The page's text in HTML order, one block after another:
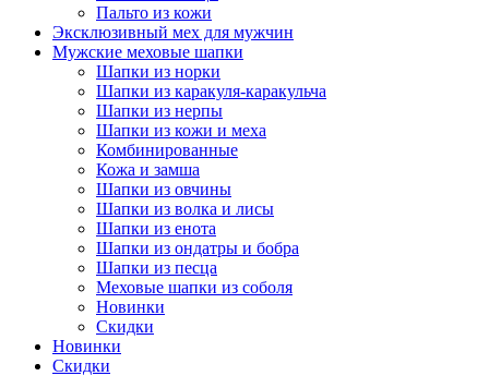
Пальто из кожи
Эксклюзивный мех для мужчин
Мужские меховые шапки
Шапки из норки
Шапки из каракуля-каракульча
Шапки из нерпы
Шапки из кожи и меха
Комбинированные
Кожа и замша
Шапки из овчины
Шапки из волка и лисы
Шапки из енота
Шапки из ондатры и бобра
Шапки из песца
Меховые шапки из соболя
Новинки
Скидки
Новинки
Скидки